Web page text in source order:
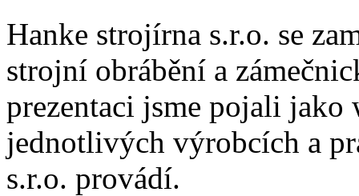
Hanke strojírna s.r.o. se
strojní obrábění a
prezentaci jsme pojali
jednotlivých výrobcích a
s.r.o. provádí.